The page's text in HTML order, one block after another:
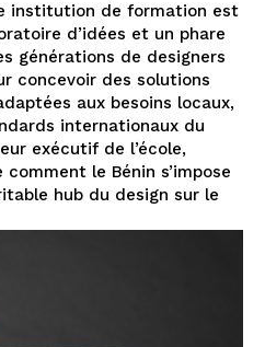
institution de formation est
d’idées et un phare
générations de designers
concevoir des solutions
aux besoins locaux,
internationaux du
exécutif de l’école,
le Bénin s’impose
hub du design sur le